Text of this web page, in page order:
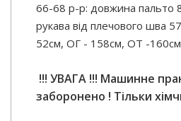
66-68 р-р: довжина пальто
рукава від плечового шва
52см, ОГ - 158см, ОТ -
!!! УВАГА !!! Машинне
заборонено ! Тільки